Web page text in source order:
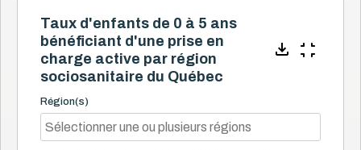
Taux d'enfants de 0 à 5 ans
bénéficiant d'une prise en
charge active par région
sociosanitaire du Québec
Région(s)